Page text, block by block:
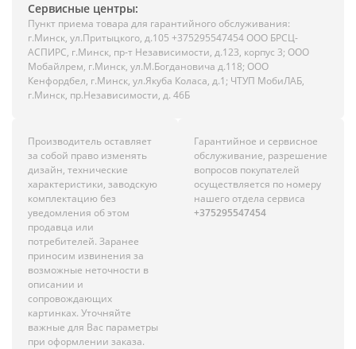
Сервисные центры:
Пункт приема товара для гарантийного обслуживания:
г.Минск, ул.Притыцкого, д.105 +375295547454 ООО БРСЦ-
АСПИРС, г.Минск, пр-т Независимости, д.123, корпус 3; ООО
Мобайлрем, г.Минск, ул.М.Богдановича д.118; ООО
Кенфордбел, г.Минск, ул.Якуба Коласа, д.1; ЧТУП МобиЛАБ,
г.Минск, пр.Независимости, д. 46Б
Производитель оставляет
за собой право изменять
дизайн, технические
характеристики, заводскую
комплектацию без
уведомления об этом
продавца или
потребителей. Заранее
приносим извинения за
возможные неточности в
описании и
сопровождающих
картинках. Уточняйте
важные для Вас параметры
при оформлении заказа.
Гарантийное и сервисное
обслуживание, разрешение
вопросов покупателей
осуществляется по номеру
нашего отдела сервиса
+375295547454